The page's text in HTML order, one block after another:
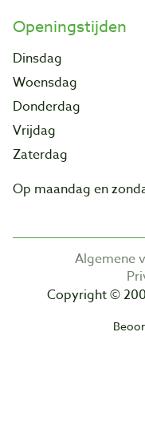
Openingstijden
Dinsdag
Woensdag
Donderdag
Vrijdag
Zaterdag
Op maandag en
Algemene
Copyright ©